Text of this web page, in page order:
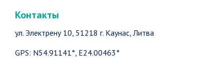
Контакты
ул. Электрену 10, 51218 г. Каунас, Литва
GPS: N54.91141°, E24.00463°